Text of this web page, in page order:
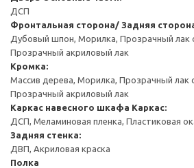
ДСП
Фронтальная сторона/ Задняя
Дубовый шпон, Морилка, Прозрачный лак
Прозрачный акриловый лак
Кромка:
Массив дерева, Морилка, Прозрачный лак
Прозрачный акриловый лак
Каркас навесного шкафа Каркас:
ДСП, Меламиновая пленка, Пластиковая
Задняя стенка:
ДВП, Акриловая краска
Полка